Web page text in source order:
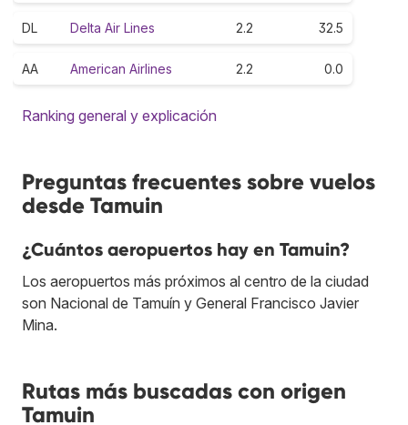
DL Delta Air Lines 2.2 32.5
AA American Airlines 2.2 0.0
Ranking general y explicación
Preguntas frecuentes sobre vuelos
desde Tamuin
¿Cuántos aeropuertos hay en Tamuin?
Los aeropuertos más próximos al centro de la ciudad
son Nacional de Tamuín y General Francisco Javier
Mina.
Rutas más buscadas con origen
Tamuin